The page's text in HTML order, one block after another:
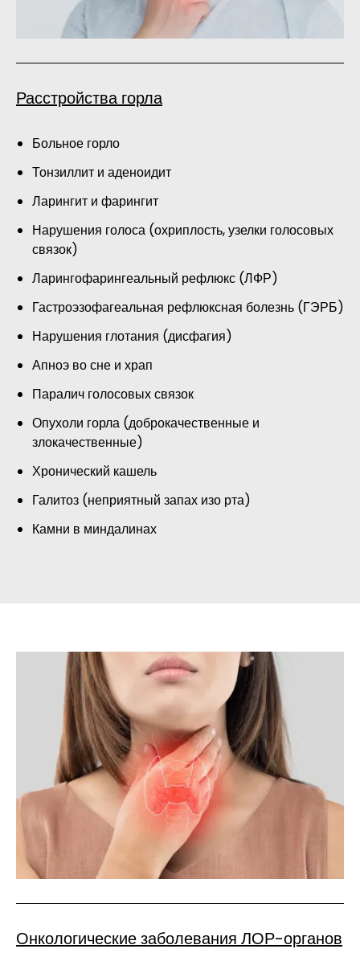
Расстройства горла
Больное горло
Тонзиллит и аденоидит
Ларингит и фарингит
Нарушения голоса (охриплость, узелки голосовых
связок)
Ларингофарингеальный рефлюкс (ЛФР)
Гастроэзофагеальная рефлюксная болезнь (ГЭРБ)
Нарушения глотания (дисфагия)
Апноэ во сне и храп
Паралич голосовых связок
Опухоли горла (доброкачественные и
злокачественные)
Хронический кашель
Галитоз (неприятный запах изо рта)
Камни в миндалинах
Онкологические заболевания ЛОР-органов